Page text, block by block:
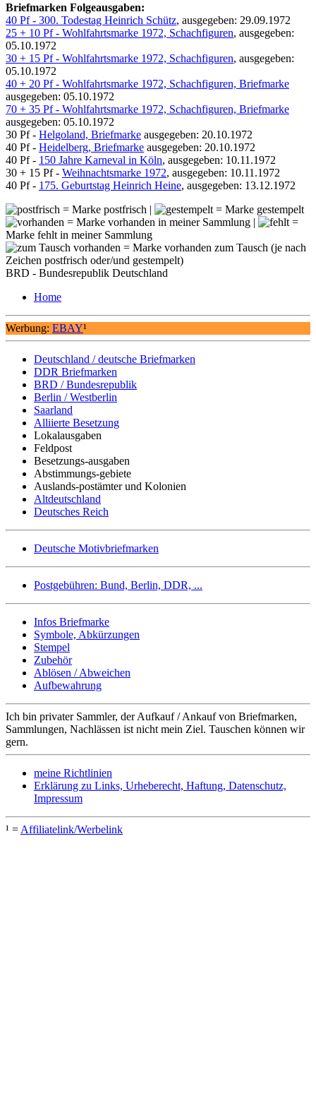
Briefmarken Folgeausgaben:
40 Pf - 300. Todestag Heinrich Schütz, ausgegeben: 29.09.1972
25 + 10 Pf - Wohlfahrtsmarke 1972, Schachfiguren, ausgegeben:
05.10.1972
30 + 15 Pf - Wohlfahrtsmarke 1972, Schachfiguren, ausgegeben:
05.10.1972
40 + 20 Pf - Wohlfahrtsmarke 1972, Schachfiguren, Briefmarke
ausgegeben: 05.10.1972
70 + 35 Pf - Wohlfahrtsmarke 1972, Schachfiguren, Briefmarke
ausgegeben: 05.10.1972
30 Pf - Helgoland, Briefmarke ausgegeben: 20.10.1972
40 Pf - Heidelberg, Briefmarke ausgegeben: 20.10.1972
40 Pf - 150 Jahre Karneval in Köln, ausgegeben: 10.11.1972
30 + 15 Pf - Weihnachtsmarke 1972, ausgegeben: 10.11.1972
40 Pf - 175. Geburtstag Heinrich Heine, ausgegeben: 13.12.1972
= Marke postfrisch |
= Marke gestempelt
= Marke vorhanden in meiner Sammlung |
=
Marke fehlt in meiner Sammlung
= Marke vorhanden zum Tausch (je nach
Zeichen postfrisch oder/und gestempelt)
BRD - Bundesrepublik Deutschland
Home
Werbung: EBAY¹
Deutschland / deutsche Briefmarken
DDR Briefmarken
BRD / Bundesrepublik
Berlin / Westberlin
Saarland
Alliierte Besetzung
Lokalausgaben
Feldpost
Besetzungs-ausgaben
Abstimmungs-gebiete
Auslands-postämter und Kolonien
Altdeutschland
Deutsches Reich
Deutsche Motivbriefmarken
Postgebühren: Bund, Berlin, DDR, ...
Infos Briefmarke
Symbole, Abkürzungen
Stempel
Zubehör
Ablösen / Abweichen
Aufbewahrung
Ich bin privater Sammler, der Aufkauf / Ankauf von Briefmarken,
Sammlungen, Nachlässen ist nicht mein Ziel. Tauschen können wir
gern.
meine Richtlinien
Erklärung zu Links, Urheberecht, Haftung, Datenschutz,
Impressum
¹ = Affiliatelink/Werbelink